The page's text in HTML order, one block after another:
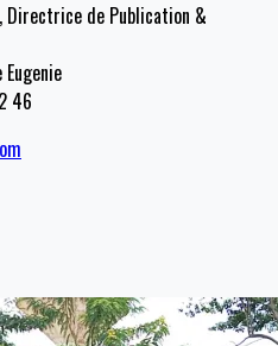
Directrice de Publication &
Eugenie
46